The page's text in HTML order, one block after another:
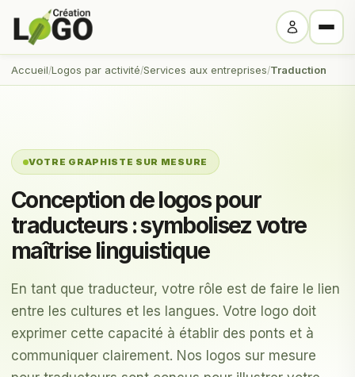
Accueil Logos par activité Services aux entreprises Traduction
VOTRE GRAPHISTE SUR MESURE
Conception de logos pour
traducteurs : symbolisez votre
maîtrise linguistique
En tant que traducteur, votre rôle est de faire le lien
entre les cultures et les langues. Votre logo doit
exprimer cette capacité à établir des ponts et à
communiquer clairement. Nos logos sur mesure